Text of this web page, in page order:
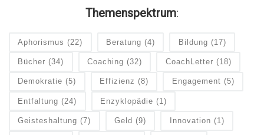
Themenspektrum:
Aphorismus (22) Beratung (4) Bildung (17)
Bücher (34) Coaching (32) CoachLetter (18)
Demokratie (5) Effizienz (8) Engagement (5)
Entfaltung (24) Enzyklopädie (1)
Geisteshaltung (7) Geld (9) Innovation (1)